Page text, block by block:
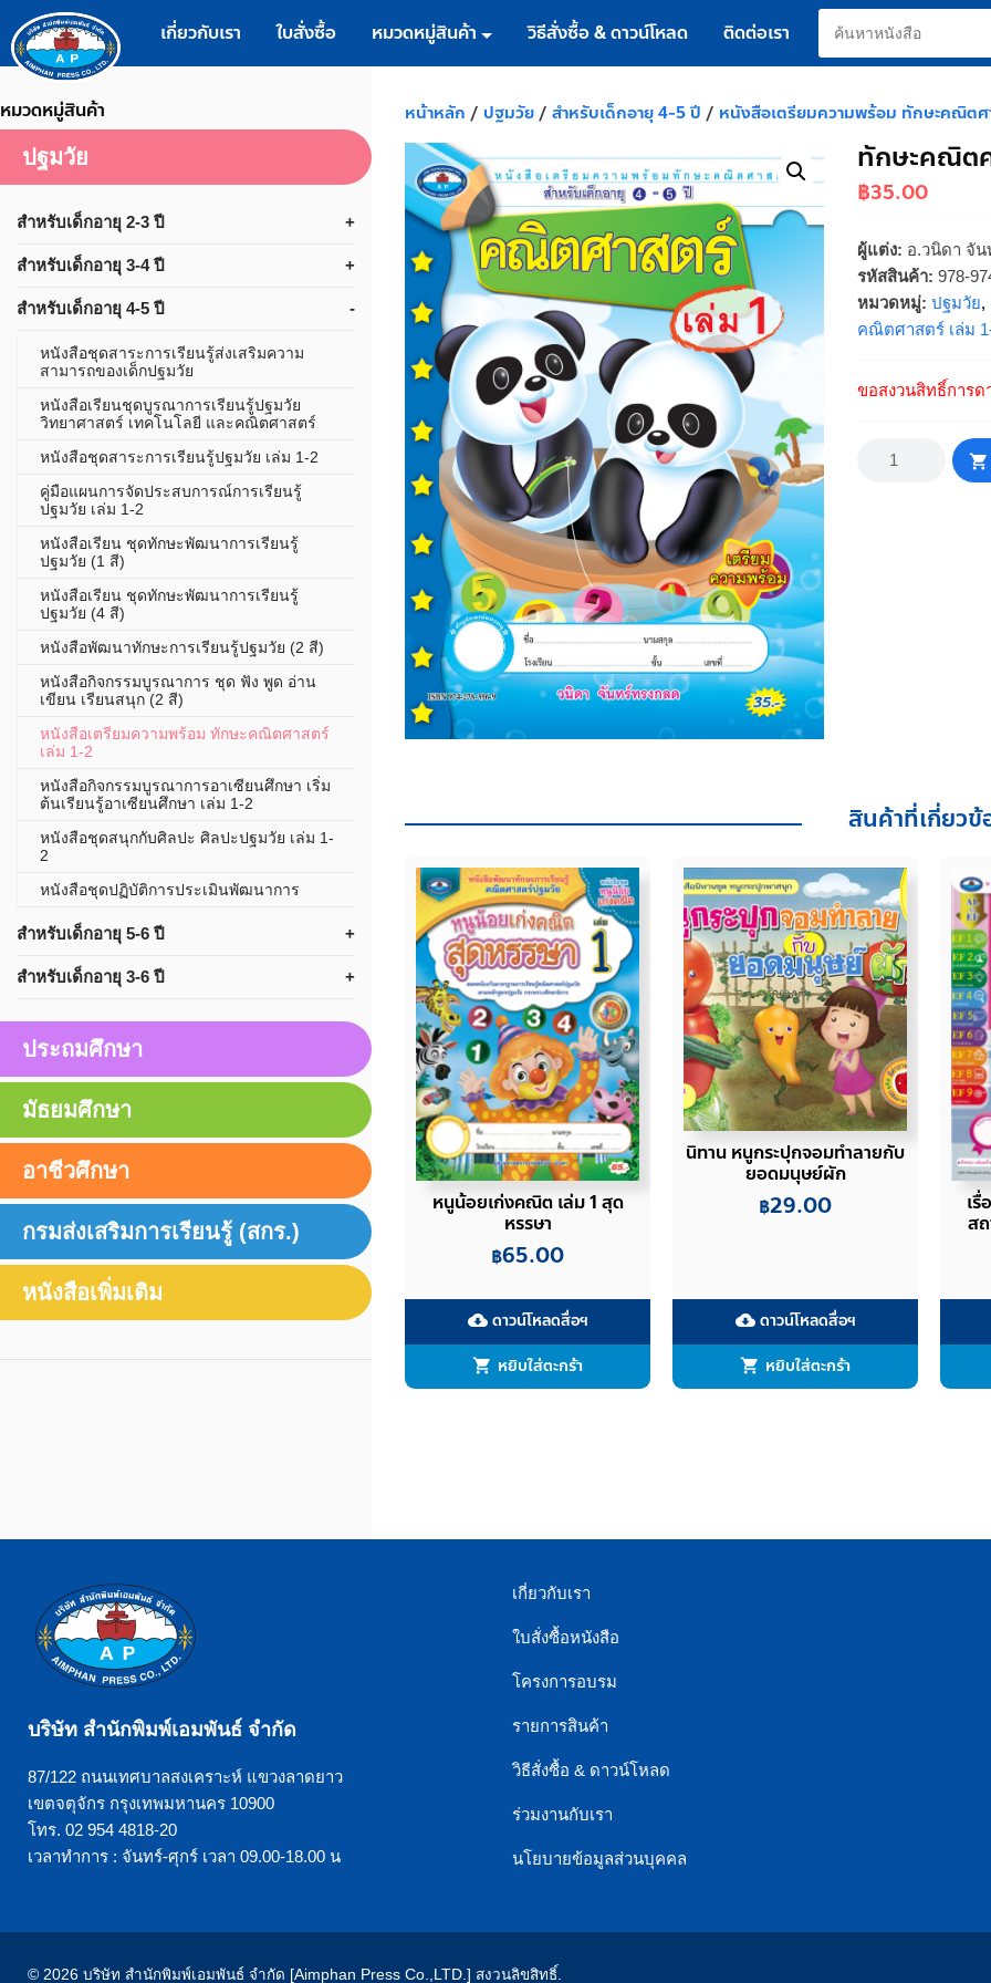
เกี่ยวกับเรา ใบสั่งซื้อ หมวดหมู่สินค้า วิธีสั่งซื้อ & ดาวน์โหลด ติดต่อเรา
หน้าหลัก / ปฐมวัย/ สำหรับเด็กอายุ 4-5 ปี / หนังสือเตรียมความพร้อม ทักษะคณิตศ
ทักษะคณิต
฿35.00
ผู้แต่ง: อ.วนิดา จั
รหัสสินค้า:978-
หมวดหมู่:ปฐมวัย,
คณิตศาสตร์ เล่ม
ขอสงวนสิทธิ์การด
คณิตศาสตร์
สินค้าที่เกี่ยวข้
หนูน้อยเก่งคณิต เล่ม 1 สุด
หรรษา
฿65.00
cloud_downloadดาวน์โหลดสื่อฯ
หยิบใส่ตะกร้า
นิทาน หนูกระปุกจอมทำลายกับ
ยอดมนุษย์ผัก
฿29.00
cloud_downloadดาวน์โหลดสื่อฯ
หยิบใส่ตะกร้า
เ
ส
หมวดหมู่สินค้า
ปฐมวัย
สำหรับเด็กอายุ 2-3 ปี
สำหรับเด็กอายุ 3-4 ปี
สำหรับเด็กอายุ 4-5 ปี
หนังสือชุดสาระการเรียนรู้ส่งเสริมความ
สามารถของเด็กปฐมวัย
หนังสือเรียนชุดบูรณาการเรียนรู้ปฐมวัย
วิทยาศาสตร์ เทคโนโลยี และคณิตศาสตร์
หนังสือชุดสาระการเรียนรู้ปฐมวัย เล่ม 1-2
คู่มือแผนการจัดประสบการณ์การเรียนรู้
ปฐมวัย เล่ม 1-2
หนังสือเรียน ชุดทักษะพัฒนาการเรียนรู้
ปฐมวัย (1 สี)
หนังสือเรียน ชุดทักษะพัฒนาการเรียนรู้
ปฐมวัย (4 สี)
หนังสือพัฒนาทักษะการเรียนรู้ปฐมวัย (2 สี)
หนังสือกิจกรรมบูรณาการ ชุด ฟัง พูด อ่าน
เขียน เรียนสนุก (2 สี)
หนังสือเตรียมความพร้อม ทักษะคณิตศาสตร์
เล่ม 1-2
หนังสือกิจกรรมบูรณาการอาเซียนศึกษา เริ่ม
ต้นเรียนรู้อาเซียนศึกษา เล่ม 1-2
หนังสือชุดสนุกกับศิลปะ ศิลปะปฐมวัย เล่ม 1-
2
หนังสือชุดปฏิบัติการประเมินพัฒนาการ
สำหรับเด็กอายุ 5-6 ปี
สำหรับเด็กอายุ 3-6 ปี
ประถมศึกษา
มัธยมศึกษา
อาชีวศึกษา
กรมส่งเสริมการเรียนรู้ (สกร.)
หนังสือเพิ่มเติม
บริษัท สำนักพิมพ์เอมพันธ์ จำกัด
87/122 ถนนเทศบาลสงเคราะห์ แขวงลาดยาว
เขตจตุจักร กรุงเทพมหานคร 10900
โทร. 02 954 4818-20
เวลาทำการ : จันทร์-ศุกร์ เวลา 09.00-18.00 น
เกี่ยวกับเรา
ใบสั่งซื้อหนังสือ
โครงการอบรม
รายการสินค้า
วิธีสั่งซื้อ & ดาวน์โหลด
ร่วมงานกับเรา
นโยบายข้อมูลส่วนบุคคล
© 2026 บริษัท สำนักพิมพ์เอมพันธ์ จำกัด [Aimphan Press Co.,LTD.] สงวนลิขสิทธิ์.